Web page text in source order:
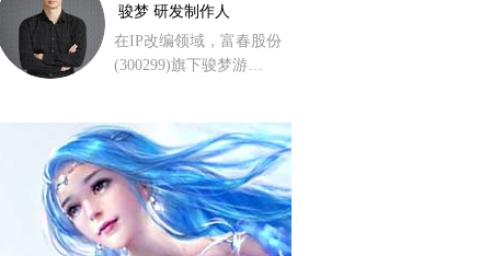
骏梦 研发制作人
在IP改编领域，富春股份
(300299)旗下骏梦游…